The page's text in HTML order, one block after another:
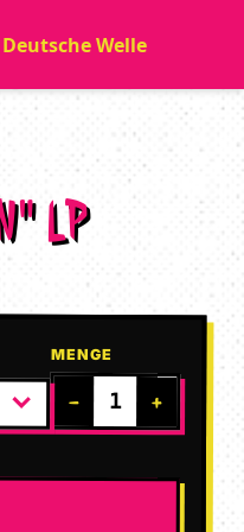
Welle
LP
MENGE
− +